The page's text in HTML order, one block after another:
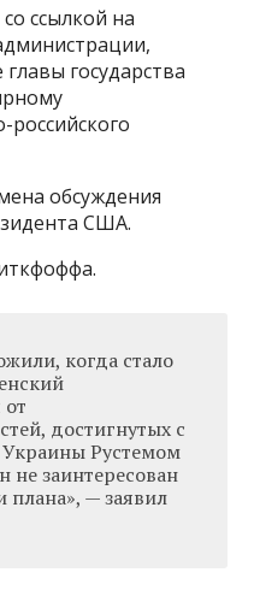
ссылкой на
государства
российского
обсуждения
США.
когда стало
от
достигнутых с
Рустемом
заинтересован
плана», — заявил